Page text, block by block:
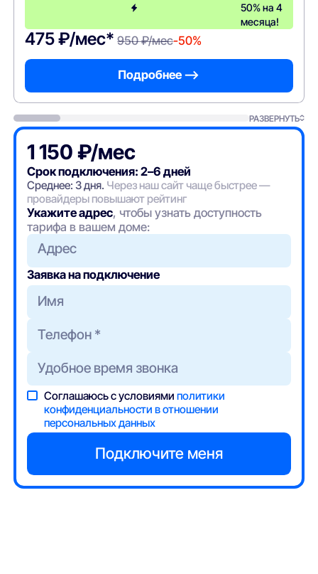
50% на 4
месяца!
475 ₽/мес* 950 ₽/мес-50%
Подробнее —>
РАЗВЕРНУТЬ
1 150 ₽/мес
Срок подключения: 2–6 дней
Среднее: 3 дня. Через наш сайт чаще быстрее —
провайдеры повышают рейтинг
Укажите адрес, чтобы узнать доступность
тарифа в вашем доме:
Адрес
Заявка на подключение
Соглашаюсь с условиямиполитики
конфиденциальности в отношении
персональных данных